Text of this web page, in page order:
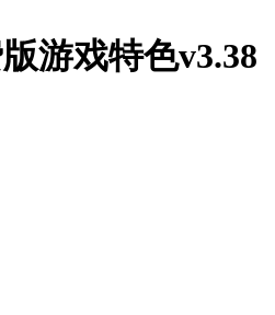
游戏特色v3.38